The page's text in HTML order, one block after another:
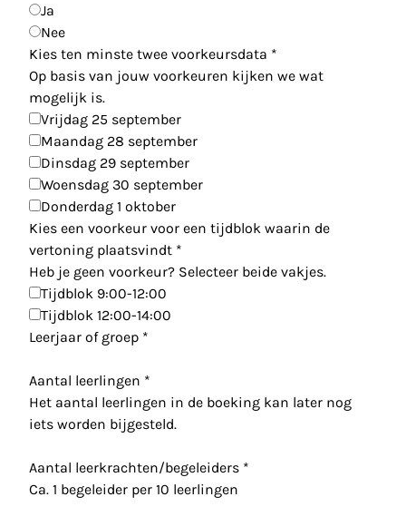
Ja
Nee
Kies ten minste twee voorkeursdata *
Op basis van jouw voorkeuren kijken we wat
mogelijk is.
Vrijdag 25 september
Maandag 28 september
Dinsdag 29 september
Woensdag 30 september
Donderdag 1 oktober
Kies een voorkeur voor een tijdblok waarin de
vertoning plaatsvindt *
Heb je geen voorkeur? Selecteer beide vakjes.
Tijdblok 9:00-12:00
Tijdblok 12:00-14:00
Leerjaar of groep *
Aantal leerlingen *
Het aantal leerlingen in de boeking kan later nog
iets worden bijgesteld.
Aantal leerkrachten/begeleiders *
Ca. 1 begeleider per 10 leerlingen